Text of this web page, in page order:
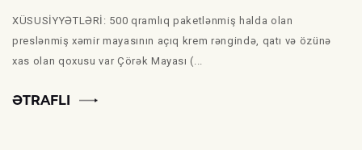
XÜSUSİYYƏTLƏRİ: 500 qramlıq paketlənmiş halda olan
preslənmiş xəmir mayasının açıq krem rəngində, qatı və özünə
xas olan qoxusu var Çörək Mayası (...
ƏTRAFLI